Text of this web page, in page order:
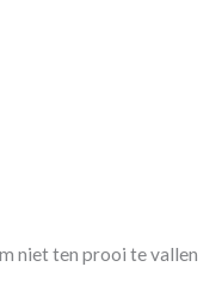
niet ten prooi te vallen